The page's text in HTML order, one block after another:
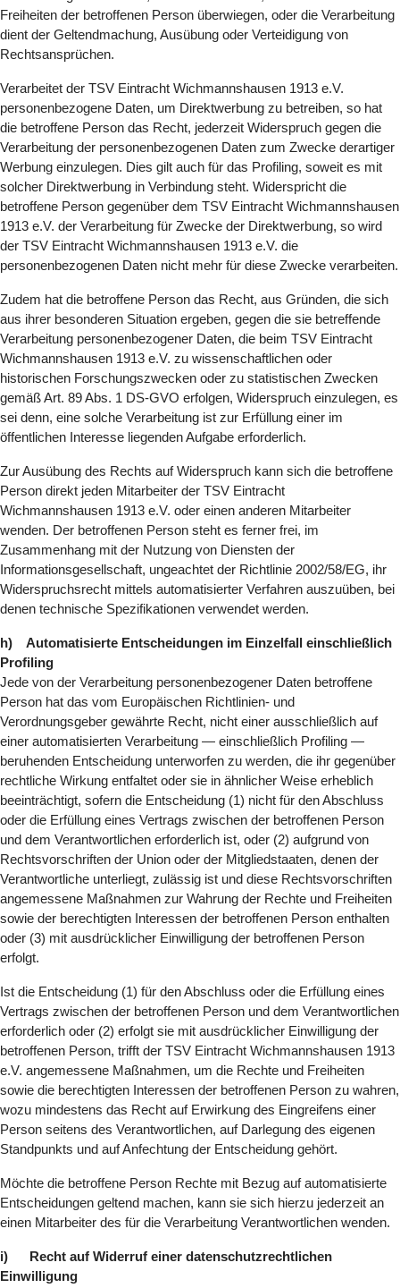
Freiheiten der betroffenen Person überwiegen, oder die Verarbeitung
dient der Geltendmachung, Ausübung oder Verteidigung von
Rechtsansprüchen.
Verarbeitet der TSV Eintracht Wichmannshausen 1913 e.V.
personenbezogene Daten, um Direktwerbung zu betreiben, so hat
die betroffene Person das Recht, jederzeit Widerspruch gegen die
Verarbeitung der personenbezogenen Daten zum Zwecke derartiger
Werbung einzulegen. Dies gilt auch für das Profiling, soweit es mit
solcher Direktwerbung in Verbindung steht. Widerspricht die
betroffene Person gegenüber dem TSV Eintracht Wichmannshausen
1913 e.V. der Verarbeitung für Zwecke der Direktwerbung, so wird
der TSV Eintracht Wichmannshausen 1913 e.V. die
personenbezogenen Daten nicht mehr für diese Zwecke verarbeiten.
Zudem hat die betroffene Person das Recht, aus Gründen, die sich
aus ihrer besonderen Situation ergeben, gegen die sie betreffende
Verarbeitung personenbezogener Daten, die beim TSV Eintracht
Wichmannshausen 1913 e.V. zu wissenschaftlichen oder
historischen Forschungszwecken oder zu statistischen Zwecken
gemäß Art. 89 Abs. 1 DS-GVO erfolgen, Widerspruch einzulegen, es
sei denn, eine solche Verarbeitung ist zur Erfüllung einer im
öffentlichen Interesse liegenden Aufgabe erforderlich.
Zur Ausübung des Rechts auf Widerspruch kann sich die betroffene
Person direkt jeden Mitarbeiter der TSV Eintracht
Wichmannshausen 1913 e.V. oder einen anderen Mitarbeiter
wenden. Der betroffenen Person steht es ferner frei, im
Zusammenhang mit der Nutzung von Diensten der
Informationsgesellschaft, ungeachtet der Richtlinie 2002/58/EG, ihr
Widerspruchsrecht mittels automatisierter Verfahren auszuüben, bei
denen technische Spezifikationen verwendet werden.
h) Automatisierte Entscheidungen im Einzelfall einschließlich
Profiling
Jede von der Verarbeitung personenbezogener Daten betroffene
Person hat das vom Europäischen Richtlinien- und
Verordnungsgeber gewährte Recht, nicht einer ausschließlich auf
einer automatisierten Verarbeitung — einschließlich Profiling —
beruhenden Entscheidung unterworfen zu werden, die ihr gegenüber
rechtliche Wirkung entfaltet oder sie in ähnlicher Weise erheblich
beeinträchtigt, sofern die Entscheidung (1) nicht für den Abschluss
oder die Erfüllung eines Vertrags zwischen der betroffenen Person
und dem Verantwortlichen erforderlich ist, oder (2) aufgrund von
Rechtsvorschriften der Union oder der Mitgliedstaaten, denen der
Verantwortliche unterliegt, zulässig ist und diese Rechtsvorschriften
angemessene Maßnahmen zur Wahrung der Rechte und Freiheiten
sowie der berechtigten Interessen der betroffenen Person enthalten
oder (3) mit ausdrücklicher Einwilligung der betroffenen Person
erfolgt.
Ist die Entscheidung (1) für den Abschluss oder die Erfüllung eines
Vertrags zwischen der betroffenen Person und dem Verantwortlichen
erforderlich oder (2) erfolgt sie mit ausdrücklicher Einwilligung der
betroffenen Person, trifft der TSV Eintracht Wichmannshausen 1913
e.V. angemessene Maßnahmen, um die Rechte und Freiheiten
sowie die berechtigten Interessen der betroffenen Person zu wahren,
wozu mindestens das Recht auf Erwirkung des Eingreifens einer
Person seitens des Verantwortlichen, auf Darlegung des eigenen
Standpunkts und auf Anfechtung der Entscheidung gehört.
Möchte die betroffene Person Rechte mit Bezug auf automatisierte
Entscheidungen geltend machen, kann sie sich hierzu jederzeit an
einen Mitarbeiter des für die Verarbeitung Verantwortlichen wenden.
i) Recht auf Widerruf einer datenschutzrechtlichen
Einwilligung